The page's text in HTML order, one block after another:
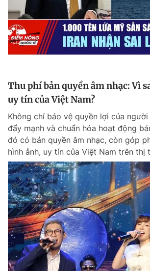
Thu phí bản quyền âm nhạc: Vì
uy tín của Việt Nam?
Không chỉ bảo vệ quyền lợi của
đẩy mạnh và chuẩn hóa hoạt động
đó có bản quyền âm nhạc, còn góp
hình ảnh, uy tín của Việt Nam trên thị